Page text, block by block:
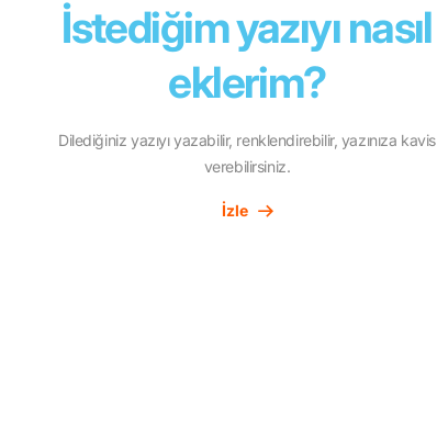
İstediğim yazıyı nasıl
eklerim?
Dilediğiniz yazıyı yazabilir, renklendirebilir, yazınıza kavis
verebilirsiniz.
İzle